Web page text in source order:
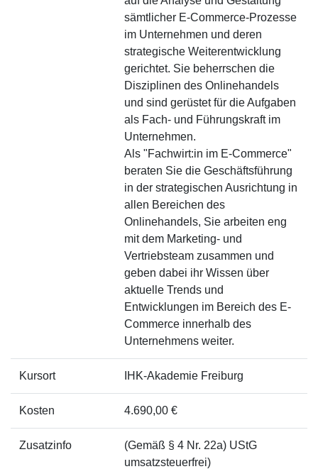
sämtlicher E-Commerce-Prozesse
im Unternehmen und deren
strategische Weiterentwicklung
gerichtet. Sie beherrschen die
Disziplinen des Onlinehandels
und sind gerüstet für die Aufgaben
als Fach- und Führungskraft im
Unternehmen.
Als "Fachwirt:in im E-Commerce"
beraten Sie die Geschäftsführung
in der strategischen Ausrichtung in
allen Bereichen des
Onlinehandels, Sie arbeiten eng
mit dem Marketing- und
Vertriebsteam zusammen und
geben dabei ihr Wissen über
aktuelle Trends und
Entwicklungen im Bereich des E-
Commerce innerhalb des
Unternehmens weiter.
Kursort IHK-Akademie Freiburg
Kosten 4.690,00 €
Zusatzinfo
(Gemäß § 4 Nr. 22a) UStG
umsatzsteuerfrei)